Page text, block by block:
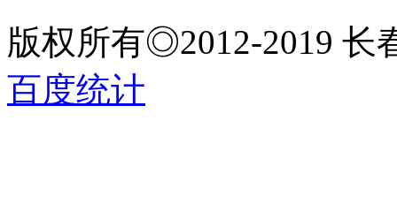
版权所有◎2012-2019 长
百度统计